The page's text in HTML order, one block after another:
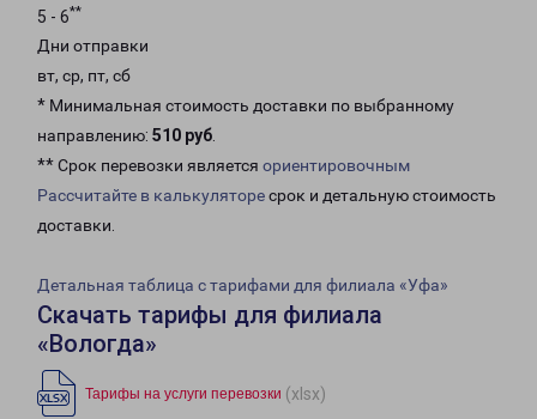
5 - 6**
Дни отправки
вт, ср, пт, сб
* Минимальная стоимость доставки по выбранному
направлению: 510 руб.
** Срок перевозки является ориентировочным
Рассчитайте в калькуляторесрок и детальную стоимость
доставки.
Детальная таблица с тарифами для филиала «Уфа»
Скачать тарифы для филиала
«Вологда»
Тарифы на услуги перевозки (xlsx)